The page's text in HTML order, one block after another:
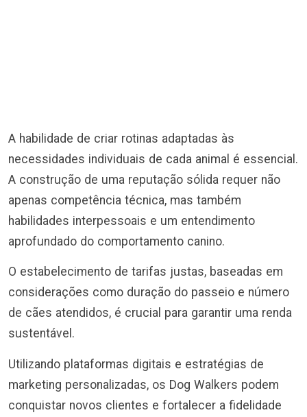
A habilidade de criar rotinas adaptadas às
necessidades individuais de cada animal é essencial.
A construção de uma reputação sólida requer não
apenas competência técnica, mas também
habilidades interpessoais e um entendimento
aprofundado do comportamento canino.
O estabelecimento de tarifas justas, baseadas em
considerações como duração do passeio e número
de cães atendidos, é crucial para garantir uma renda
sustentável.
Utilizando plataformas digitais e estratégias de
marketing personalizadas, os Dog Walkers podem
conquistar novos clientes e fortalecer a fidelidade